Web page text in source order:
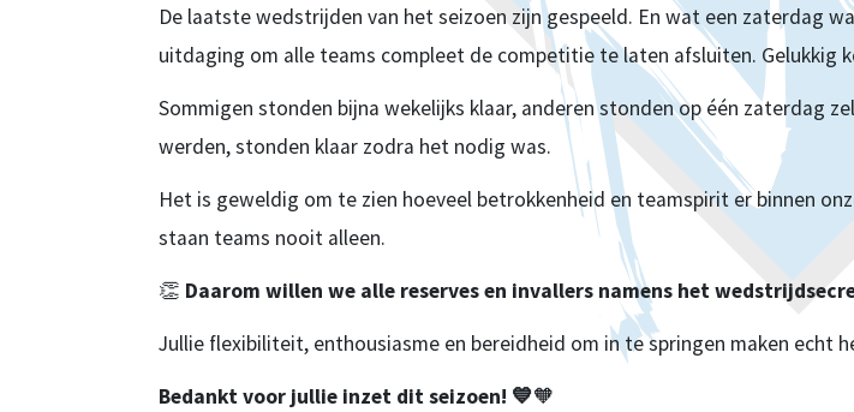
De laatste wedstrijden van het seizoen zijn gespeeld. En wat een zaterdag
uitdaging om alle teams compleet de competitie te laten afsluiten. Gelukkig
Sommigen stonden bijna wekelijks klaar, anderen stonden op één zaterdag
werden, stonden klaar zodra het nodig was.
Het is geweldig om te zien hoeveel betrokkenheid en teamspirit er binnen
staan teams nooit alleen.
👏 Daarom willen we alle reserves en invallers namens het
Jullie flexibiliteit, enthousiasme en bereidheid om in te springen maken echt
Bedankt voor jullie inzet dit seizoen! 💙🧡